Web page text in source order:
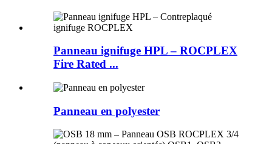
Panneau ignifuge HPL – ROCPLEX
Fire Rated ...
Panneau en polyester